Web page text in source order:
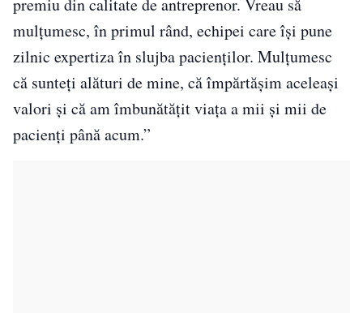
premiu din calitate de antreprenor. Vreau să
mulțumesc, în primul rând, echipei care își pune
zilnic expertiza în slujba pacienților. Mulțumesc
că sunteți alături de mine, că împărtășim aceleași
valori și că am îmbunătățit viața a mii și mii de
pacienți până acum.”